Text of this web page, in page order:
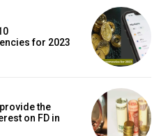
for 2023
the
on FD in